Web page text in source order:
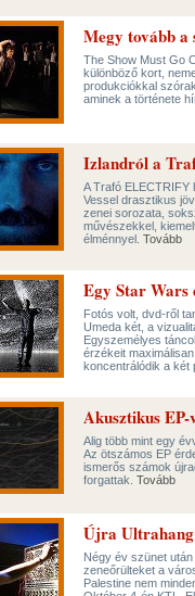
Megy tovább a
The Show Must Go
különböző kort,
produkciókkal
aminek a története
Izlandról a
A Trafó ELECTRIFY
Vessel drasztikus
zenei sorozata,
művészekkel,
élménnyel. Tovább
Egy Star Wars
Fotós volt, dvd-ről
Umeda két, a
Egyszemélyes
érzékeit
koncentrálódik a két
Akusztikus
Alig több mint egy
Az ötszámos EP
ismerős számok
forgattak. Tovább
Újra
Négy év szünet
zeneőrülteket a
Palestine nem